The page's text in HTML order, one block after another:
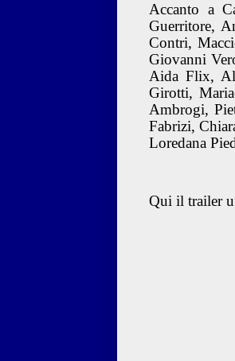
Accanto a
Guerritore,
Contri,
Giovanni
Aida Flix,
Girotti,
Ambrogi,
Fabrizi,
Loredana
Qui il trailer